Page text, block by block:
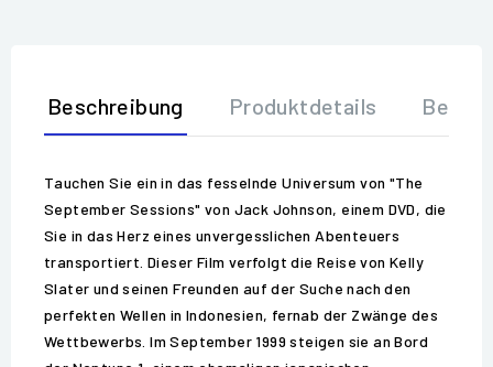
Beschreibung Produktdetails
Tauchen Sie ein in das fesselnde Universum von "The
September Sessions" von Jack Johnson, einem DVD, die
Sie in das Herz eines unvergesslichen Abenteuers
transportiert. Dieser Film verfolgt die Reise von Kelly
Slater und seinen Freunden auf der Suche nach den
perfekten Wellen in Indonesien, fernab der Zwänge des
Wettbewerbs. Im September 1999 steigen sie an Bord